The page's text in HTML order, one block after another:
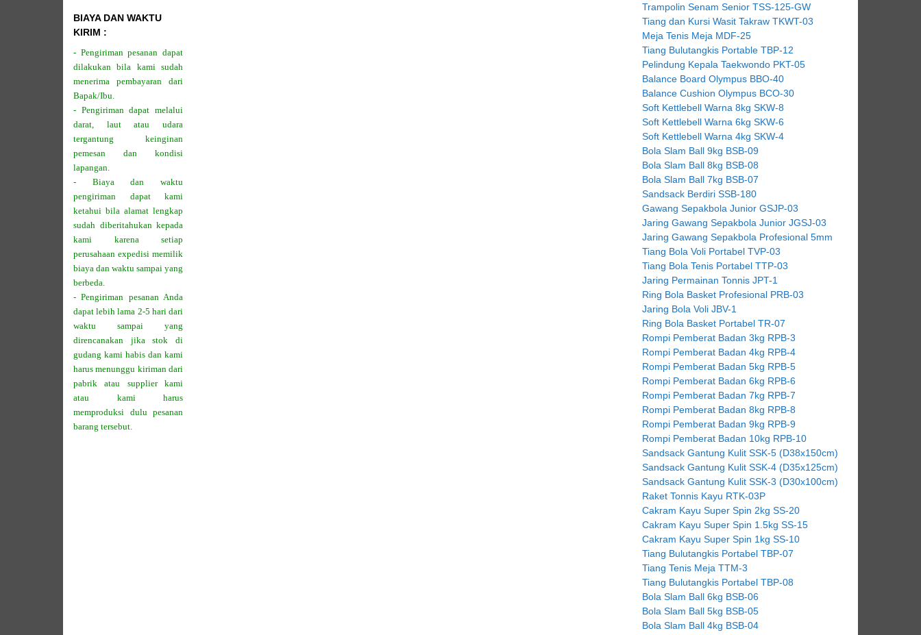
BIAYA DAN WAKTU
KIRIM :
- Pengiriman pesanan dapat
dilakukan bila kami sudah
menerima pembayaran dari
Bapak/Ibu.
- Pengiriman dapat melalui
darat, laut atau udara
tergantung keinginan
pemesan dan kondisi
lapangan.
- Biaya dan waktu
pengiriman dapat kami
ketahui bila alamat lengkap
sudah diberitahukan kepada
kami karena setiap
perusahaan expedisi memilik
biaya dan waktu sampai yang
berbeda.
- Pengiriman pesanan Anda
dapat lebih lama 2-5 hari dari
waktu sampai yang
direncanakan jika stok di
gudang kami habis dan kami
harus menunggu kiriman dari
pabrik atau supplier kami
atau kami harus
memproduksi dulu pesanan
barang tersebut.
Trampolin Senam Senior TSS-125-GW
Tiang dan Kursi Wasit Takraw TKWT-03
Meja Tenis Meja MDF-25
Tiang Bulutangkis Portable TBP-12
Pelindung Kepala Taekwondo PKT-05
Balance Board Olympus BBO-40
Balance Cushion Olympus BCO-30
Soft Kettlebell Warna 8kg SKW-8
Soft Kettlebell Warna 6kg SKW-6
Soft Kettlebell Warna 4kg SKW-4
Bola Slam Ball 9kg BSB-09
Bola Slam Ball 8kg BSB-08
Bola Slam Ball 7kg BSB-07
Sandsack Berdiri SSB-180
Gawang Sepakbola Junior GSJP-03
Jaring Gawang Sepakbola Junior JGSJ-03
Jaring Gawang Sepakbola Profesional 5mm
Tiang Bola Voli Portabel TVP-03
Tiang Bola Tenis Portabel TTP-03
Jaring Permainan Tonnis JPT-1
Ring Bola Basket Profesional PRB-03
Jaring Bola Voli JBV-1
Ring Bola Basket Portabel TR-07
Rompi Pemberat Badan 3kg RPB-3
Rompi Pemberat Badan 4kg RPB-4
Rompi Pemberat Badan 5kg RPB-5
Rompi Pemberat Badan 6kg RPB-6
Rompi Pemberat Badan 7kg RPB-7
Rompi Pemberat Badan 8kg RPB-8
Rompi Pemberat Badan 9kg RPB-9
Rompi Pemberat Badan 10kg RPB-10
Sandsack Gantung Kulit SSK-5 (D38x150cm)
Sandsack Gantung Kulit SSK-4 (D35x125cm)
Sandsack Gantung Kulit SSK-3 (D30x100cm)
Raket Tonnis Kayu RTK-03P
Cakram Kayu Super Spin 2kg SS-20
Cakram Kayu Super Spin 1.5kg SS-15
Cakram Kayu Super Spin 1kg SS-10
Tiang Bulutangkis Portabel TBP-07
Tiang Tenis Meja TTM-3
Tiang Bulutangkis Portabel TBP-08
Bola Slam Ball 6kg BSB-06
Bola Slam Ball 5kg BSB-05
Bola Slam Ball 4kg BSB-04